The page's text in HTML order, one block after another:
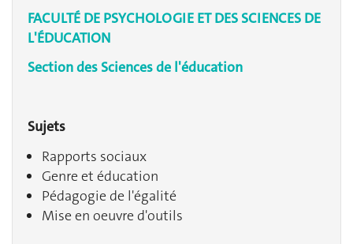
FACULTÉ DE PSYCHOLOGIE ET DES SCIENCES DE
L'ÉDUCATION
Section des Sciences de l'éducation
Sujets
Rapports sociaux
Genre et éducation
Pédagogie de l'égalité
Mise en oeuvre d'outils